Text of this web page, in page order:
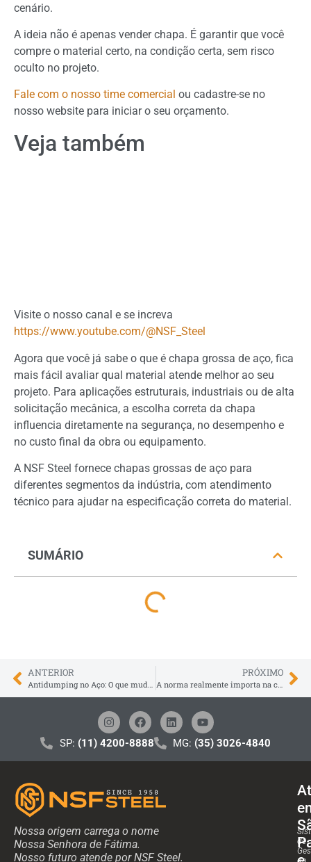
cenário.
A ideia não é apenas vender chapa. É garantir que você
compre o material certo, na condição certa, sem risco
oculto no projeto.
Fale com o nosso time comercial ou cadastre-se no
nosso website para iniciar o seu orçamento.
Veja também
Visite o nosso canal e se increva
https://www.youtube.com/@NSF_Steel
Agora que você já sabe o que é chapa grossa de aço, fica
mais fácil avaliar qual material atende melhor ao seu
projeto. Para aplicações estruturais, industriais ou de alta
solicitação mecânica, a escolha correta da chapa
influencia diretamente na segurança, no desempenho e
no custo final da obra ou equipamento.
A NSF Steel fornece chapas grossas de aço para
diferentes segmentos da indústria, com atendimento
técnico para ajudar na especificação correta do material.
SUMÁRIO
ANTERIOR
Antidumping no Aço: O que muda no Mercado Brasileiro
PRÓXIMO
A norma realmente importa na compra de chapas de aço grossas?
SP: (11) 4200-8888 MG: (35) 3026-4840
Nossa origem carrega o nome
Nossa Senhora de Fátima.
Nosso futuro atende por NSF Steel.
de